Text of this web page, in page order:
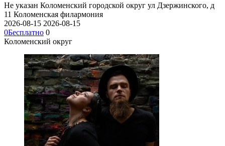
Не указан Коломенский городской округ ул Дзержинского, д
11 Коломенская филармония
2026-08-15 2026-08-15
0Бесплатно 0
Коломенский округ